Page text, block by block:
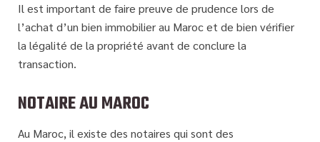
Il est important de faire preuve de prudence lors de
l’achat d’un bien immobilier au Maroc et de bien vérifier
la légalité de la propriété avant de conclure la
transaction.
NOTAIRE AU MAROC
Au Maroc, il existe des notaires qui sont des